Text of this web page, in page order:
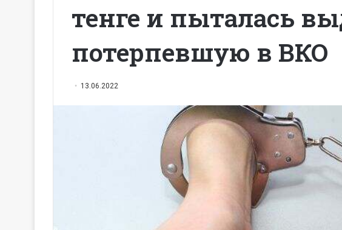
тенге и пыталась
потерпевшую в ВКО
13.06.2022